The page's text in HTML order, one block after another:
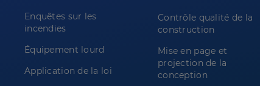
Enquêtes sur les
incendies
Équipement lourd
Application de la loi
Contrôle qualité de la
construction
Mise en page et
projection de la
conception